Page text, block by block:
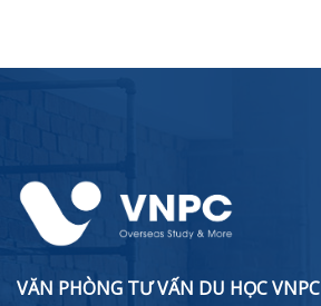
VĂN PHÒNG TƯ VẤN DU HỌC VNPC